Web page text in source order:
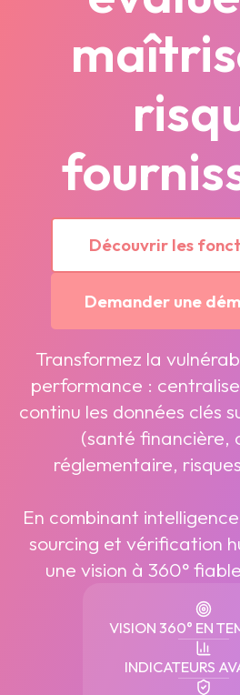
Transformez la
performance :
continu les données clés
(santé financière,
réglementaire,
En combinant
sourcing et vérification
une vision à 360°
VISION 360° EN
INDICATEURS
Découvrir les
Demander une